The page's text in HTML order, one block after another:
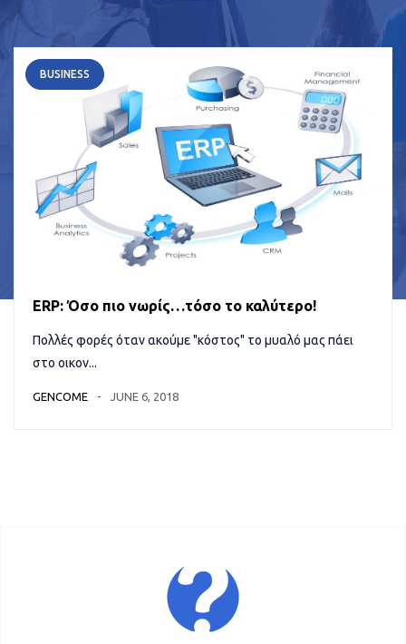
BUSINESS
ERP: Όσο πιο νωρίς…τόσο το καλύτερο!
Πολλές φορές όταν ακούμε "κόστος" το μυαλό μας πάει
στο οικον...
GENCOME JUNE 6, 2018